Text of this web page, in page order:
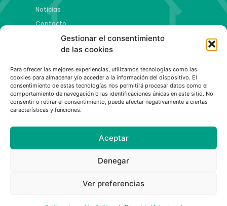
Gestionar el consentimiento
de las cookies
Para ofrecer las mejores experiencias, utilizamos tecnologías como las
cookies para almacenar y/o acceder a la información del dispositivo. El
consentimiento de estas tecnologías nos permitirá procesar datos como el
comportamiento de navegación o las identificaciones únicas en este sitio. No
consentir o retirar el consentimiento, puede afectar negativamente a ciertas
características y funciones.
Aceptar
Denegar
Ver preferencias
Noticias
Contacto
Proyectos
Copa esMontañas
Red de emprendimiento de base tecnológica
Capital Española de las Montañas
Política de privacidad | Aviso legal | Política de cookies
© All rights reserved